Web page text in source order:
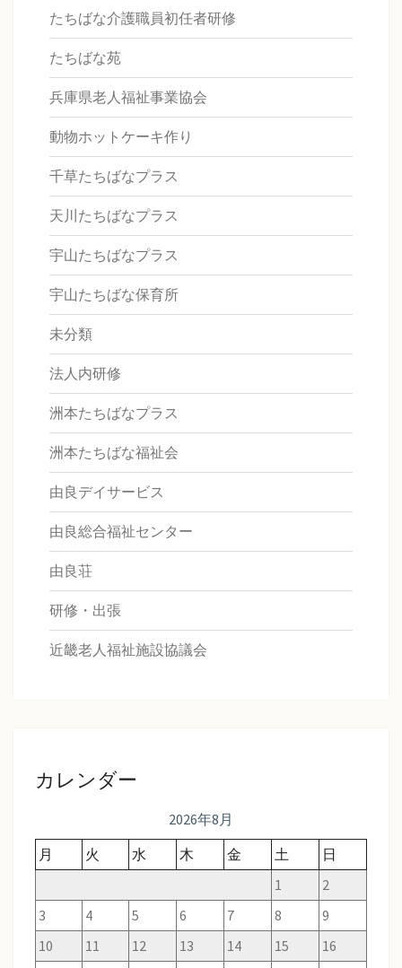
たちばな介護職員初任者研修
たちばな苑
兵庫県老人福祉事業協会
動物ホットケーキ作り
千草たちばなプラス
天川たちばなプラス
宇山たちばなプラス
宇山たちばな保育所
未分類
法人内研修
洲本たちばなプラス
洲本たちばな福祉会
由良デイサービス
由良総合福祉センター
由良荘
研修・出張
近畿老人福祉施設協議会
カレンダー
2026年8月
月
火 水 木 金 土
日
1
2
3
4 5 6 7 8
9
10
11 12 13 14 15
16